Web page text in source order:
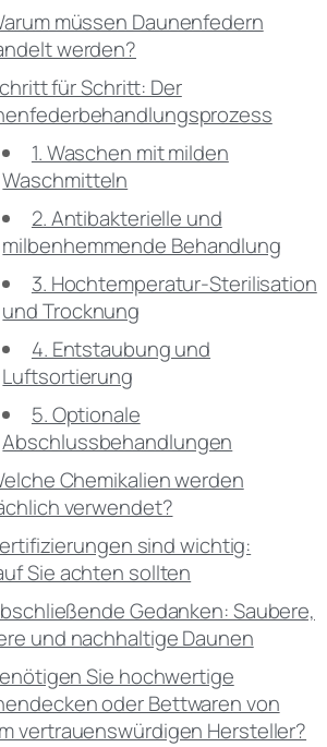
müssen Daunenfedern
werden?
für Schritt: Der
1. Waschen mit milden
Waschmitteln
2. Antibakterielle und
milbenhemmende Behandlung
3. Hochtemperatur-Sterilisation
und Trocknung
4. Entstaubung und
Luftsortierung
5. Optionale
Abschlussbehandlungen
Chemikalien werden
verwendet?
sind wichtig:
Sie achten sollten
Gedanken: Saubere,
und nachhaltige Daunen
Sie hochwertige
oder Bettwaren von
vertrauenswürdigen Hersteller?